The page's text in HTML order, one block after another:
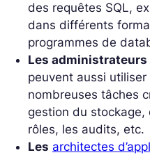
des requêtes SQL,
dans différents
programmes de
Les administrateurs
peuvent aussi
nombreuses tâches
gestion du
rôles, les audits, etc.
Les architectes